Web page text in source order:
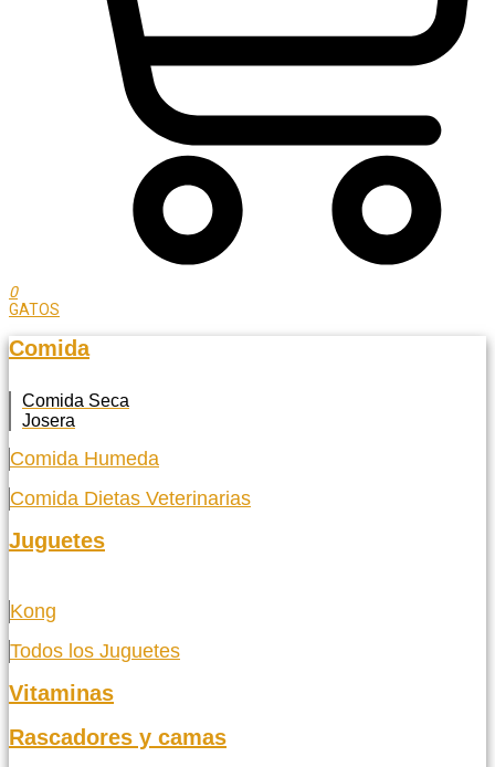
0
GATOS
Comida
Comida Seca
Josera
Comida Humeda
Comida Dietas Veterinarias
Juguetes
Kong
Todos los Juguetes
Vitaminas
Rascadores y camas